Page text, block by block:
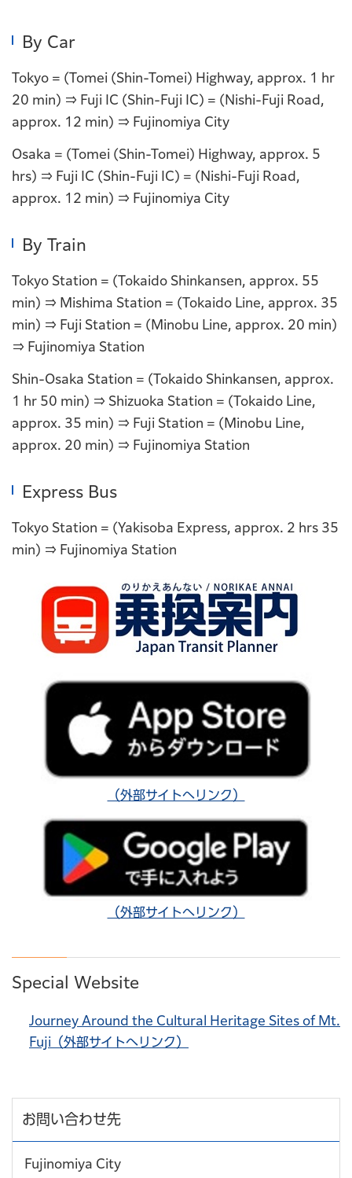
By Car
Tokyo = (Tomei (Shin-Tomei) Highway, approx. 1 hr
20 min) ⇒ Fuji IC (Shin-Fuji IC) = (Nishi-Fuji Road,
approx. 12 min) ⇒ Fujinomiya City
Osaka = (Tomei (Shin-Tomei) Highway, approx. 5
hrs) ⇒ Fuji IC (Shin-Fuji IC) = (Nishi-Fuji Road,
approx. 12 min) ⇒ Fujinomiya City
By Train
Tokyo Station = (Tokaido Shinkansen, approx. 55
min) ⇒ Mishima Station = (Tokaido Line, approx. 35
min) ⇒ Fuji Station = (Minobu Line, approx. 20 min)
⇒ Fujinomiya Station
Shin-Osaka Station = (Tokaido Shinkansen, approx.
1 hr 50 min) ⇒ Shizuoka Station = (Tokaido Line,
approx. 35 min) ⇒ Fuji Station = (Minobu Line,
approx. 20 min) ⇒ Fujinomiya Station
Express Bus
Tokyo Station = (Yakisoba Express, approx. 2 hrs 35
min) ⇒ Fujinomiya Station
（外部サイトへリンク）
（外部サイトへリンク）
Special Website
Journey Around the Cultural Heritage Sites of Mt.
Fuji（外部サイトへリンク）
お問い合わせ先
Fujinomiya City